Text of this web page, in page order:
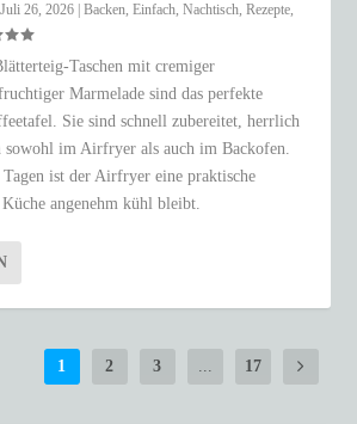
|Juli 26, 2026 |Backen,Einfach,Nachtisch,Rezepte,
Taschen mit cremiger
Marmelade sind das perfekte
Sie sind schnell zubereitet, herrlich
im Airfryer als auch im Backofen.
Tagen ist der Airfryer eine praktische
angenehm kühl bleibt.
1 2 3 ... 17